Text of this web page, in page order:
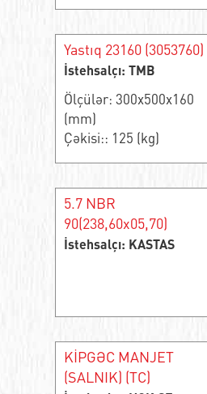
Yastıq 23160 (3053760)
İstehsalçı: TMB
Ölçülər: 300x500x160
(mm)
Çəkisi:: 125 (kg)
5.7 NBR
90(238,60x05,70)
İstehsalçı: KASTAS
KİPGƏC MANJET
(SALNIK) (TC)